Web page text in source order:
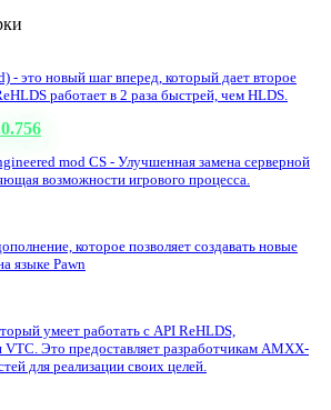
- это новый шаг вперед, который дает второе
работает в 2 раза быстрей, чем HLDS.
mod CS - Улучшенная замена серверной
возможности игрового процесса.
которое позволяет создавать новые
языке Pawn
умеет работать с API ReHLDS,
Это предоставляет разработчикам AMXX-
для реализации своих целей.